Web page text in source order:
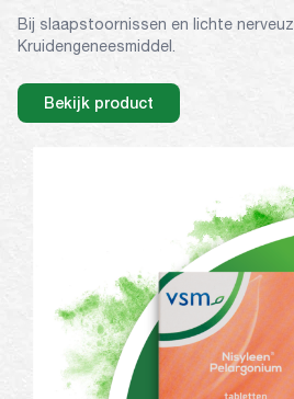
Bij slaapstoornissen en lichte
Kruidengeneesmiddel.
Bekijk product